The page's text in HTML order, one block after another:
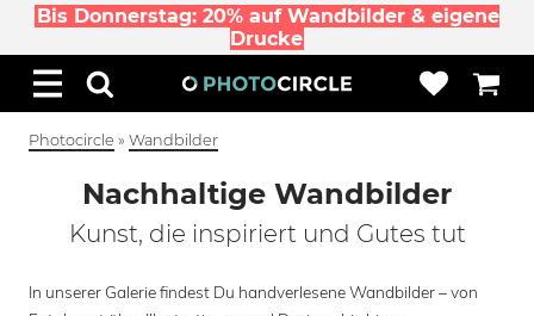
Bis Donnerstag: 20% auf Wandbilder & eigene
Drucke
Photocircle » Wandbilder
Nachhaltige Wandbilder
Kunst, die inspiriert und Gutes tut
In unserer Galerie findest Du handverlesene Wandbilder – von